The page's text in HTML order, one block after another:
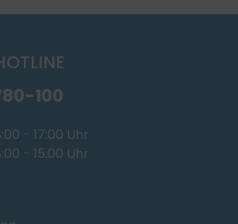
100
- 17:00 Uhr
- 15:00 Uhr